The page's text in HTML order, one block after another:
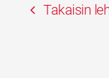
Takaisin